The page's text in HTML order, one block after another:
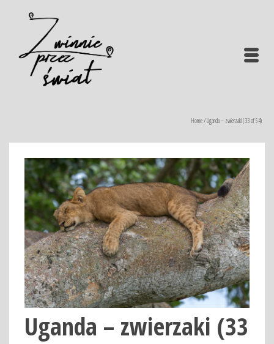
Home/Uganda – zwierzaki (33 of 54)
Uganda – zwierzaki (33